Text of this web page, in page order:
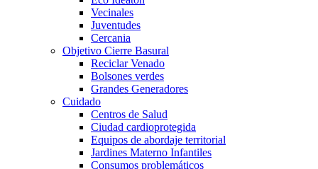
Vecinales
Juventudes
Cercania
Objetivo Cierre Basural
Reciclar Venado
Bolsones verdes
Grandes Generadores
Cuidado
Centros de Salud
Ciudad cardioprotegida
Equipos de abordaje territorial
Jardines Materno Infantiles
Consumos problemáticos